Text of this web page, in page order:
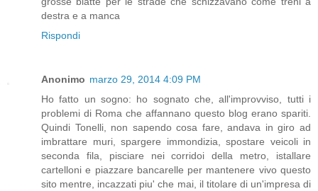
destra e a manca
Rispondi
Anonimo marzo 29, 2014 4:09 PM
Ho fatto un sogno: ho sognato che, all'improvviso, tutti i
problemi di Roma che affannano questo blog erano spariti.
Quindi Tonelli, non sapendo cosa fare, andava in giro ad
imbrattare muri, spargere immondizia, spostare veicoli in
seconda fila, pisciare nei corridoi della metro, istallare
cartelloni e piazzare bancarelle per mantenere vivo questo
sito mentre, incazzati piu' che mai, il titolare di un'impresa di